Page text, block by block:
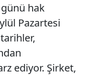
hak
Pazartesi
ediyor. Şirket,